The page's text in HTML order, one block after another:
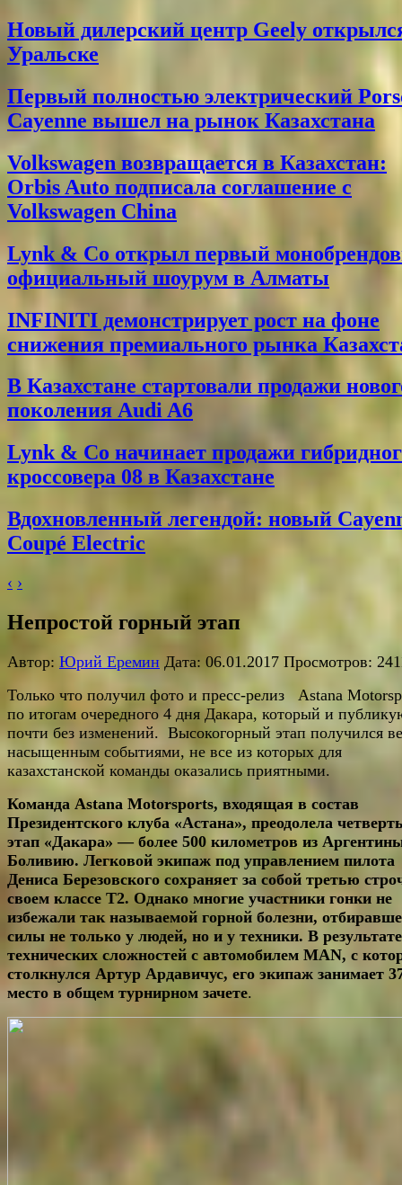
Новый дилерский центр Geely
Уральске
Первый полностью электрический
Cayenne вышел на рынок Казахстана
Volkswagen возвращается в Казахстан:
Orbis Auto подписала соглашение с
Volkswagen China
Lynk & Co открыл первый
официальный шоурум в Алматы
INFINITI демонстрирует рост на фоне
снижения премиального рынка
В Казахстане стартовали продажи
поколения Audi A6
Lynk & Co начинает продажи
кроссовера 08 в Казахстане
Вдохновленный легендой: новый
Coupé Electric
‹ ›
Непростой горный этап
Автор: Юрий Еремин Дата: 06.01.2017 Просмотров:
Только что получил фото и пресс-релиз Astana
по итогам очередного 4 дня Дакара, который и
почти без изменений. Высокогорный этап получился
насыщенным событиями, не все из которых для
казахстанской команды оказались приятными.
Команда Astana Motorsports, входящая в состав
Президентского клуба «Астана», преодолела
этап «Дакара» — более 500 километров из
Боливию. Легковой экипаж под управлением пилота
Дениса Березовского сохраняет за собой третью
своем классе Т2. Однако многие участники гонки не
избежали так называемой горной болезни,
силы не только у людей, но и у техники. В результате
технических сложностей с автомобилем MAN, с
столкнулся Артур Ардавичус, его экипаж занимает
место в общем турнирном зачете.